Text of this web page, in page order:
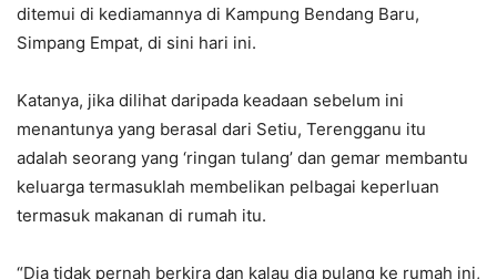
ditemui di kediamannya di Kampung Bendang Baru,
Simpang Empat, di sini hari ini.
Katanya, jika dilihat daripada keadaan sebelum ini
menantunya yang berasal dari Setiu, Terengganu itu
adalah seorang yang ‘ringan tulang’ dan gemar membantu
keluarga termasuklah membelikan pelbagai keperluan
termasuk makanan di rumah itu.
“Dia tidak pernah berkira dan kalau dia pulang ke rumah ini,